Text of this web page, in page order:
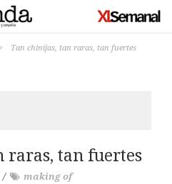
> Tan chinijas, tan raras, tan fuertes
raras, tan fuertes
/ making of